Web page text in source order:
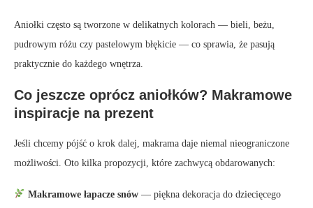
Aniołki często są tworzone w delikatnych kolorach — bieli, beżu,
pudrowym różu czy pastelowym błękicie — co sprawia, że pasują
praktycznie do każdego wnętrza.
Co jeszcze oprócz aniołków? Makramowe
inspiracje na prezent
Jeśli chcemy pójść o krok dalej, makrama daje niemal nieograniczone
możliwości. Oto kilka propozycji, które zachwycą obdarowanych:
Makramowe łapacze snów— piękna dekoracja do dziecięcego